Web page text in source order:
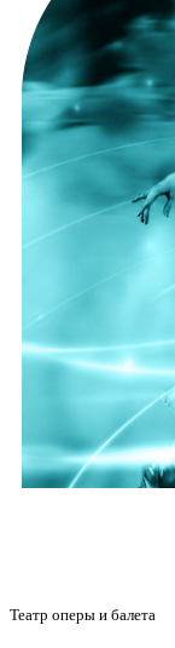
Театр оперы и балета